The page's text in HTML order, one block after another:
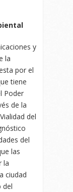
y
la
por el
tiene
Poder
de la
del
del
las
la
ciudad
del